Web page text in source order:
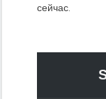
сейчас.